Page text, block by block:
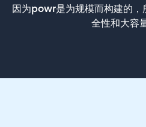
因为powr是为规模而构建的，
全性和大容